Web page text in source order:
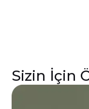
Sizin İçin